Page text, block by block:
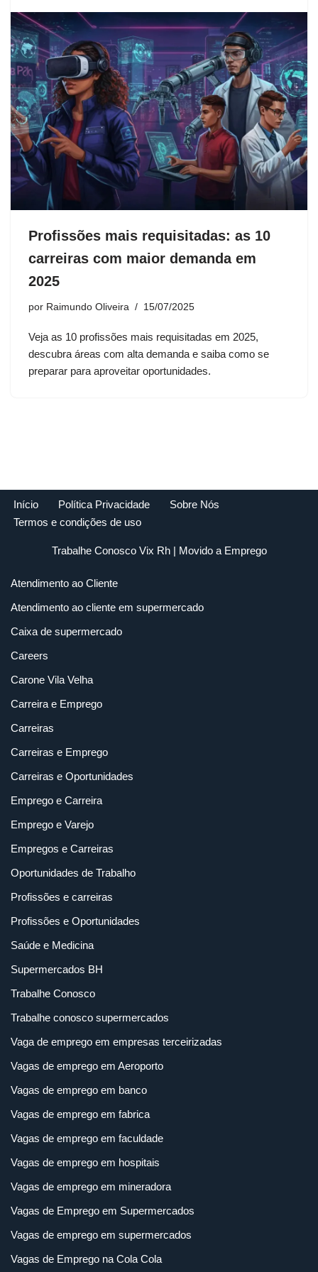
Profissões mais requisitadas: as 10
carreiras com maior demanda em
2025
por Raimundo Oliveira 15/07/2025
Veja as 10 profissões mais requisitadas em 2025,
descubra áreas com alta demanda e saiba como se
preparar para aproveitar oportunidades.
Início Política Privacidade
Sobre Nós
Termos e condições de uso
Trabalhe Conosco Vix Rh| Movido a Emprego
Atendimento ao Cliente
Atendimento ao cliente em supermercado
Caixa de supermercado
Careers
Carone Vila Velha
Carreira e Emprego
Carreiras
Carreiras e Emprego
Carreiras e Oportunidades
Emprego e Carreira
Emprego e Varejo
Empregos e Carreiras
Oportunidades de Trabalho
Profissões e carreiras
Profissões e Oportunidades
Saúde e Medicina
Supermercados BH
Trabalhe Conosco
Trabalhe conosco supermercados
Vaga de emprego em empresas terceirizadas
Vagas de emprego em Aeroporto
Vagas de emprego em banco
Vagas de emprego em fabrica
Vagas de emprego em faculdade
Vagas de emprego em hospitais
Vagas de emprego em mineradora
Vagas de Emprego em Supermercados
Vagas de emprego em supermercados
Vagas de Emprego na Cola Cola